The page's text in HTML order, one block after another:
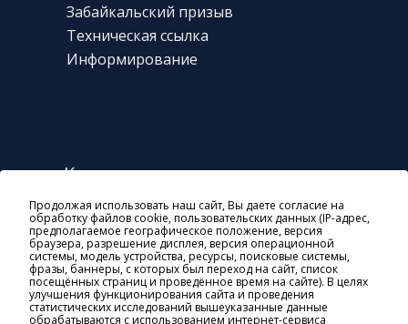
Продолжая использовать наш сайт, Вы даете согласие на
обработку файлов cookie, пользовательских данных (IP-адрес,
предполагаемое географическое положение, версия
браузера, разрешение дисплея, версия операционной
системы, модель устройства, ресурсы, поисковые системы,
фразы, баннеры, с которых был переход на сайт, список
посещённых страниц и проведённое время на сайте). В целях
улучшения функционирования сайта и проведения
статистических исследований вышеуказанные данные
обрабатываются с использованием интернет-сервиса
Забайкальский призыв
Техническая ссылка
Информирование
Контакты
г. Чита, ул. Богомягкова, 23
8 800 10-000-01
general@soczashita-chita.ru
пн-чт: 08:45-18:00
пт: 8:45-17:00